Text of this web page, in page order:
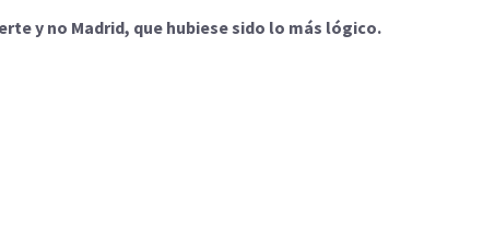
y no Madrid, que hubiese sido lo más lógico.